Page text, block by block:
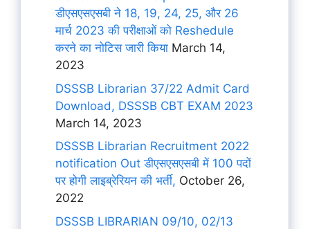
डीएसएसएसबी ने 18, 19, 24, 25, और 26
मार्च 2023 की परीक्षाओं को Reshedule
करने का नोटिस जारी किया March 14,
2023
DSSSB Librarian 37/22 Admit Card
Download, DSSSB CBT EXAM 2023
March 14, 2023
DSSSB Librarian Recruitment 2022
notification Out डीएसएसएसबी में 100 पदों
पर होगी लाइब्रेरियन की भर्ती, October 26,
2022
DSSSB LIBRARIAN 09/10, 02/13